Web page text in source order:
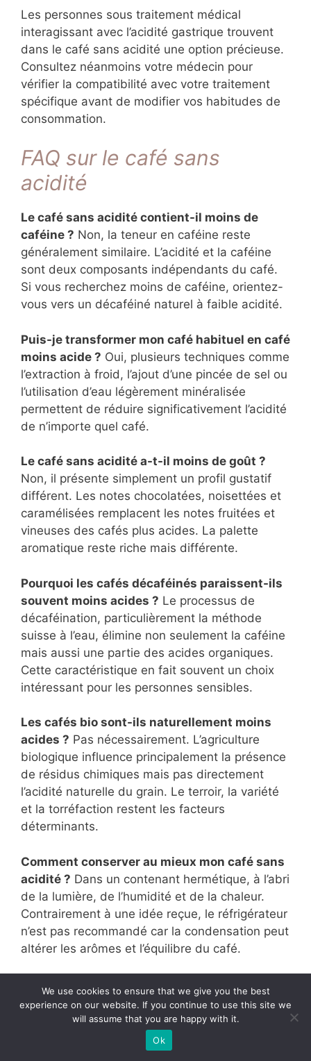
Les personnes sous traitement médical
interagissant avec l’acidité gastrique trouvent
dans le café sans acidité une option précieuse.
Consultez néanmoins votre médecin pour
vérifier la compatibilité avec votre traitement
spécifique avant de modifier vos habitudes de
consommation.
FAQ sur le café sans
acidité
Le café sans acidité contient-il moins de
caféine ? Non, la teneur en caféine reste
généralement similaire. L’acidité et la caféine
sont deux composants indépendants du café.
Si vous recherchez moins de caféine, orientez-
vous vers un décaféiné naturel à faible acidité.
Puis-je transformer mon café habituel en café
moins acide ? Oui, plusieurs techniques comme
l’extraction à froid, l’ajout d’une pincée de sel ou
l’utilisation d’eau légèrement minéralisée
permettent de réduire significativement l’acidité
de n’importe quel café.
Le café sans acidité a-t-il moins de goût ?
Non, il présente simplement un profil gustatif
différent. Les notes chocolatées, noisettées et
caramélisées remplacent les notes fruitées et
vineuses des cafés plus acides. La palette
aromatique reste riche mais différente.
Pourquoi les cafés décaféinés paraissent-ils
souvent moins acides ? Le processus de
décaféination, particulièrement la méthode
suisse à l’eau, élimine non seulement la caféine
mais aussi une partie des acides organiques.
Cette caractéristique en fait souvent un choix
intéressant pour les personnes sensibles.
Les cafés bio sont-ils naturellement moins
acides ? Pas nécessairement. L’agriculture
biologique influence principalement la présence
de résidus chimiques mais pas directement
l’acidité naturelle du grain. Le terroir, la variété
et la torréfaction restent les facteurs
déterminants.
Comment conserver au mieux mon café sans
acidité ? Dans un contenant hermétique, à l’abri
de la lumière, de l’humidité et de la chaleur.
Contrairement à une idée reçue, le réfrigérateur
n’est pas recommandé car la condensation peut
altérer les arômes et l’équilibre du café.
Conclusion
Le café sans acidité représente bien plus
qu’une simple alternative pour estomacs
We use cookies to ensure that we give you the best
experience on our website. If you continue to use this site we
will assume that you are happy with it.
Ok